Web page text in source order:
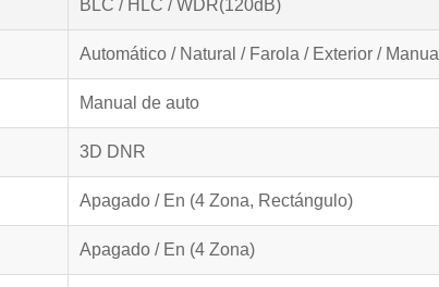
BLC / HLC / WDR(120dB)
Automático / Natural / Farola / Exterior / Manual
Manual de auto
3D DNR
Apagado / En (4 Zona, Rectángulo)
Apagado / En (4 Zona)